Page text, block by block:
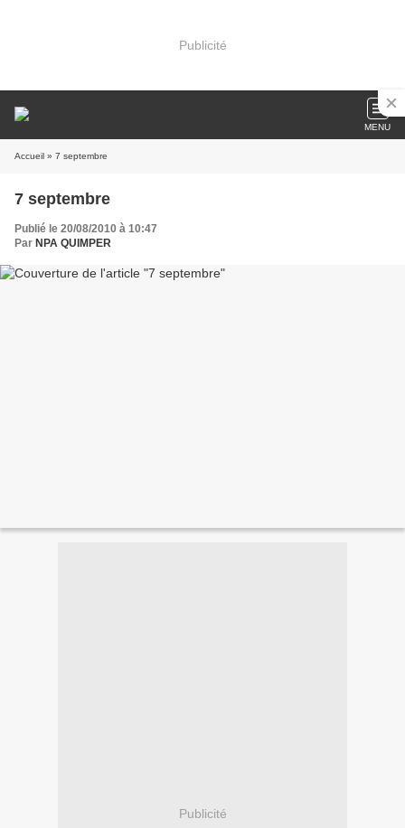
Publicité
MENU
Accueil » 7 septembre
7 septembre
Publié le 20/08/2010 à 10:47
Par NPA QUIMPER
Publicité